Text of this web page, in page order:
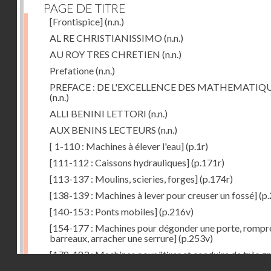
PAGE DE TITRE
[Frontispice](n.n.)
AL RE CHRISTIANISSIMO (n.n.)
AU ROY TRES CHRETIEN (n.n.)
Prefatione(n.n.)
PREFACE : DE L'EXCELLENCE DES
(n.n.)
ALLI BENINI LETTORI (n.n.)
AUX BENINS LECTEURS (n.n.)
[ 1-110 : Machines à élever l'eau](p.1r)
[111-112 : Caissons hydrauliques](p.171r)
[113-137 : Moulins, scieries, forges](p.174r)
[138-139 : Machines à lever pour creuser un fossé]
[140-153 : Ponts mobiles](p.216v)
[154-177 : Machines pour dégonder une porte,
barreaux, arracher une serrure](p.253v)
[178-183 : Machines pour "tirer et conduire de très